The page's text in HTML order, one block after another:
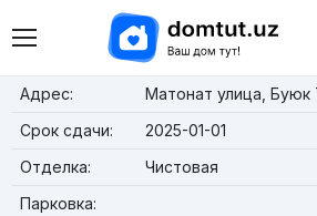
Адрес:
Матонат улица, Буюк
Срок сдачи:
2025-01-01
Отделка:
Чистовая
Парковка: